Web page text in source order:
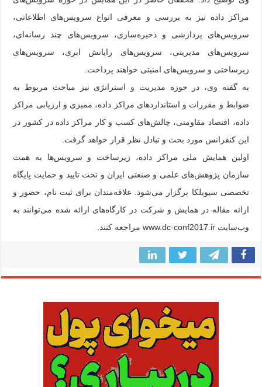
مراکز داده نیز به بررسی و معرفی انواع سرویس‌های اطلاعاتی،
سرویس‌های پردازشی و ذخیره‌سازی، سرویس‌های چند رسانه‌ای،
سرویس‌های مدیریتی، سرویس‌های رایانش ابری، سرویس‌های
زیرساختی و سرویس‌های امنیتی خواهند پرداخت.
به گفته وی، در حوزه مدیریت و استراتژی نیز مباحث مربوط به
ضوابط و مقررات و استانداردهای مراکز داده، ممیزی و ارزیابی مراکز
داده، اقتصاد مقاومتی، چالش‌های کسب و کار مراکز داده در کشور در
این کنفرانس مورد بحث و تبادل نظر قرار خواهد گرفت.
اولین همایش ملی مراکز داده، زیرساخت و سرویس‌ها به همت
سازمان پژوهش‌های علمی و صنعتی ایران و تحت تایید و حمایت پایگاه
تخصصی سیویلکا برگزار می‌شود. علاقه‌مندان برای ثبت نام، حضور و
ارائه مقاله در همایش و شرکت در کارگاه‌های ارائه شده می‌توانند به
وب‌سایت www.dc-conf2017.ir مراجعه کنند.